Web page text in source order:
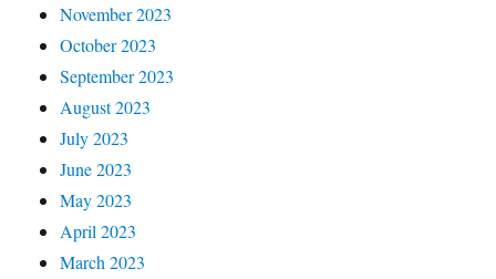
November 2023
October 2023
September 2023
August 2023
July 2023
June 2023
May 2023
April 2023
March 2023